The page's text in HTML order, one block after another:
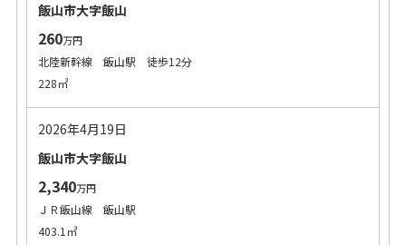
飯山市大字飯山
260万円
北陸新幹線 飯山駅 徒歩12分
228㎡
2026年4月19日
飯山市大字飯山
2,340万円
ＪＲ飯山線 飯山駅
403.1㎡